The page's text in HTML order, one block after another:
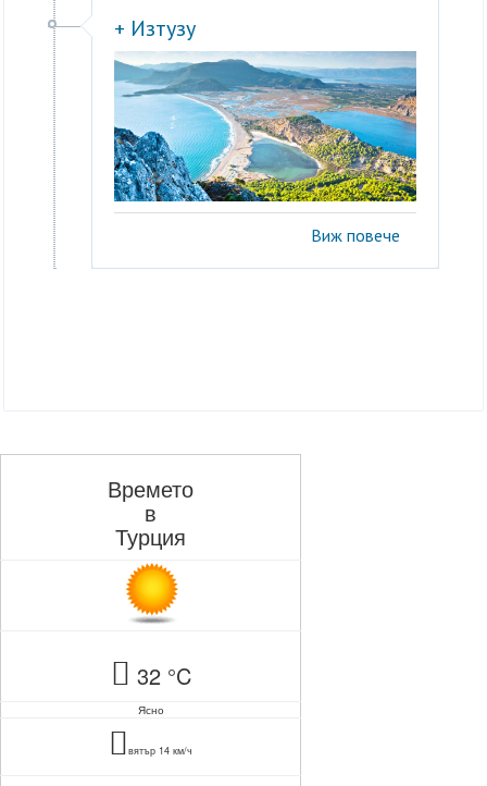
+ Изтузу
Виж повече
Времето
в
Турция
32 °C
Ясно
вятър 14 км/ч